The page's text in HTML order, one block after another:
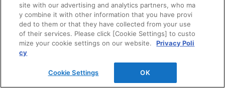
ログイン
建築・設計関係者様向けサイト
ユーザー登録サービス
WEB見積システム
site with our advertising and analytics partners, who ma
y combine it with other information that you have provi
ded to them or that they have collected from your use
of their services. Please click [Cookie Settings] to custo
mize your cookie settings on our website.
Privacy Poli
cy
Cookie Settings OK